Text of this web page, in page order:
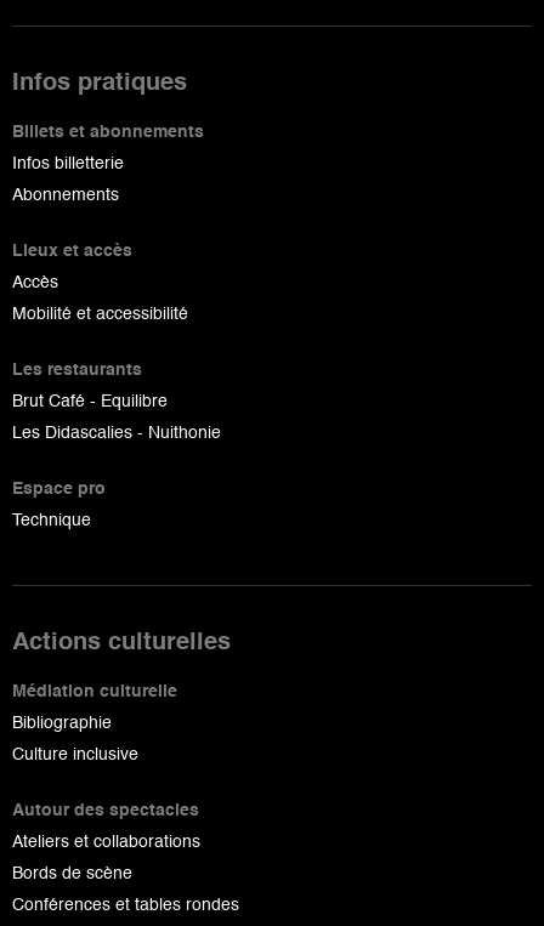
Infos pratiques
Billets et abonnements
Infos billetterie
Abonnements
Lieux et accès
Accès
Mobilité et accessibilité
Les restaurants
Brut Café - Equilibre
Les Didascalies - Nuithonie
Espace pro
Technique
Actions culturelles
Médiation culturelle
Bibliographie
Culture inclusive
Autour des spectacles
Ateliers et collaborations
Bords de scène
Conférences et tables rondes